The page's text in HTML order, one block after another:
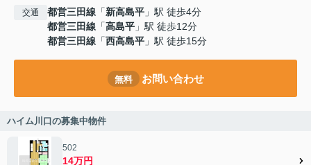
交通 都営三田線 「新高島平 」駅 徒歩4分
都営三田線 「高島平 」駅 徒歩12分
都営三田線 「西高島平 」駅 徒歩15分
無料 お問い合わせ
ハイム川口の募集中物件
502
14万円